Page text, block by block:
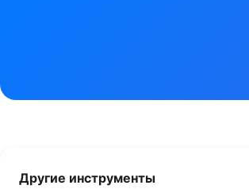
Другие инструменты